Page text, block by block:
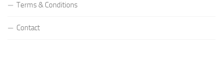
Terms & Conditions
Contact